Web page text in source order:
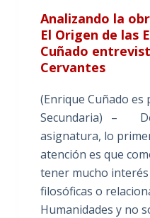
Analizando la
El Origen de las
Cuñado
Cervantes
(Enrique Cuñado
Secundaria) –
asignatura, lo
atención es que
tener mucho
filosóficas o
Humanidades y no